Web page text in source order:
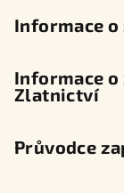
Informace
Informace o
Zlatnictví
Průvodce